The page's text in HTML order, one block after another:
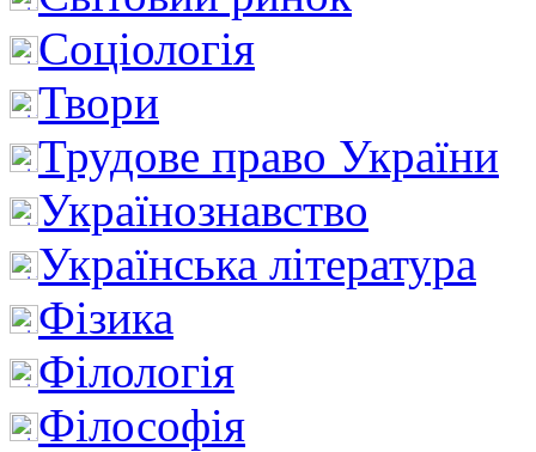
Соціологія
Твори
Трудове право України
Українознавство
Українська література
Фізика
Філологія
Філософія